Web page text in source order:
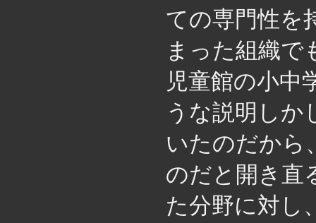
ての専門性を
まった組織で
児童館の小中
うな説明しか
いたのだから
のだと開き直
た分野に対し